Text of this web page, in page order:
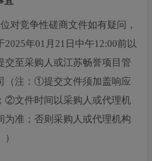
对竞争性磋商文件如有疑问，
2025年01月21日中午12:00前以
交至采购人或江苏畅誉项目管
（注： ①提交文件须加盖响应
②文件时间以采购人或代理机
为准；否则采购人或代理机构